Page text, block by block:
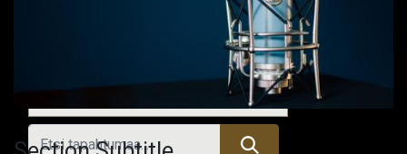
Tulevat tapahtumat